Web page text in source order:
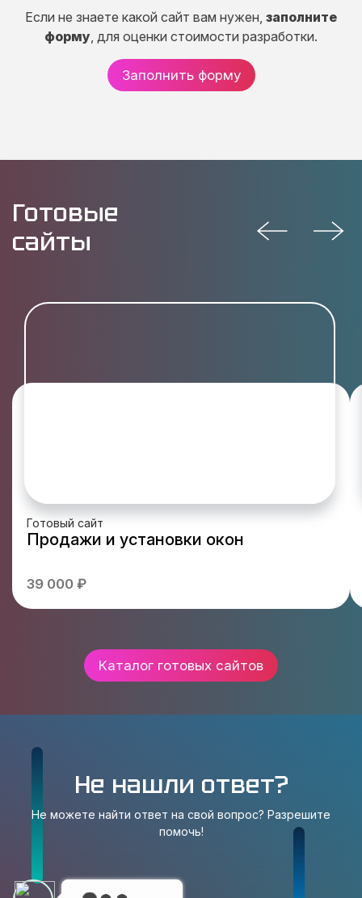
Если не знаете какой сайт вам нужен, заполните
форму, для оценки стоимости разработки.
Заполнить форму
Готовые
сайты
Готовый сайт
Продажи и установки окон
39 000 ₽
Каталог готовых сайтов
Не нашли ответ?
Не можете найти ответ на свой вопрос? Разрешите
помочь!